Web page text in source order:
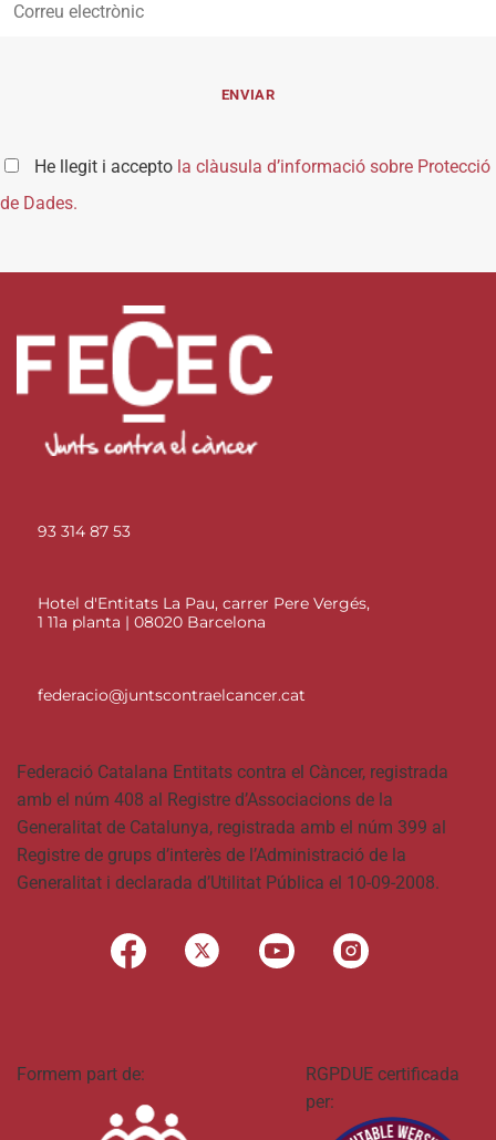
He llegit i accepto la clàusula d’informació sobre Protecció
de Dades.
93 314 87 53
Hotel d'Entitats La Pau, carrer Pere Vergés,
1 11a planta | 08020 Barcelona
federacio@juntscontraelcancer.cat
Federació Catalana Entitats contra el Càncer, registrada
amb el núm 408 al Registre d’Associacions de la
Generalitat de Catalunya, registrada amb el núm 399 al
Registre de grups d’interès de l’Administració de la
Generalitat i declarada d’Utilitat Pública el 10-09-2008.
Formem part de:
RGPDUE certificada
per: